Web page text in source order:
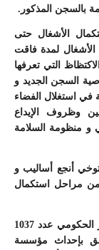
بالسجن المذكور.
الأشغال حتى
الأشغال لمدة فاقت
التي تعرفها
السجن الجديد و
في استغلال الفضاء
وظروف الإيداع
و منظومة السلامة
أنجع أساليب و
من مراحل استكمال
هذا ويشار إلى أن سجن بلي أحدث بمقتضى الأمر الحكومي عدد 1037
في 08 نوفمبر 2019 المتعلق بإحداث مؤسسة